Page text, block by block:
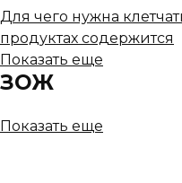
Для чего нужна
продуктах содержится
Показать еще
ЗОЖ
Показать еще